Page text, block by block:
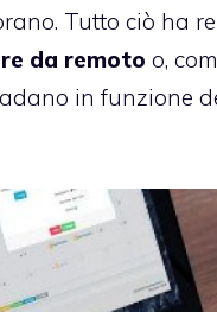
Tutto ciò ha
da remoto o,
in funzione